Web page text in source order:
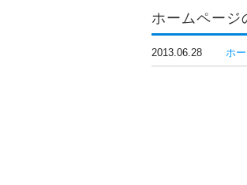
ホームページ
2013.06.28 ホ